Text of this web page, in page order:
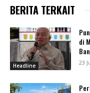
BERITA TERKAIT
Headline
di
23